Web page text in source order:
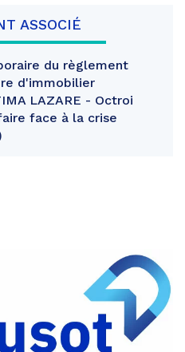
ASSOCIÉ
du règlement
d'immobilier
LAZARE - Octroi
face à la crise